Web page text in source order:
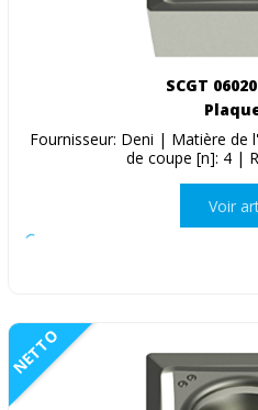
SCGT
Fournisseur: Deni | Matière
de coupe [n]: 4 |
Voir
NETTO